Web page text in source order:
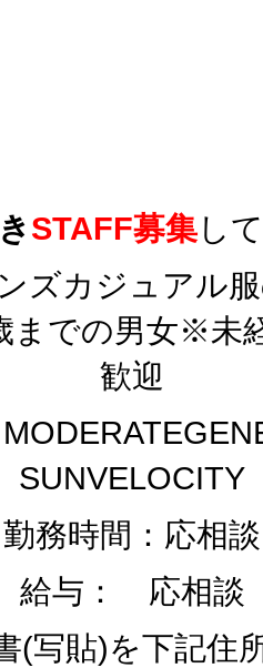
STAFF募集し
ズカジュアル
までの男女※未
歓迎
SUNVELOCITY
勤務時間：応相談
給与： 応相談
(写貼)を下記住